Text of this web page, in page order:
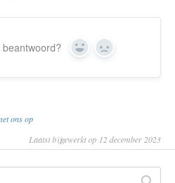
Ja Nee
ons op
Laatst bijgewerkt op 12 december 2023